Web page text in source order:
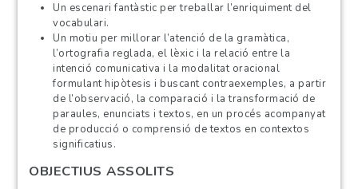
Un escenari fantàstic per treballar l’enriquiment del
vocabulari.
Un motiu per millorar l’atenció de la gramàtica,
l’ortografia reglada, el lèxic i la relació entre la
intenció comunicativa i la modalitat oracional
formulant hipòtesis i buscant contraexemples, a partir
de l’observació, la comparació i la transformació de
paraules, enunciats i textos, en un procés acompanyat
de producció o comprensió de textos en contextos
significatius.
OBJECTIUS ASSOLITS